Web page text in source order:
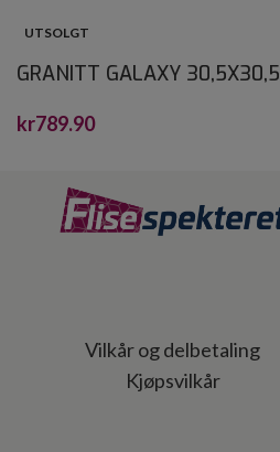
UTSOLGT
GRANITT GALAXY 30,5X30,5
kr789.90
Vilkår og delbetaling
Kjøpsvilkår